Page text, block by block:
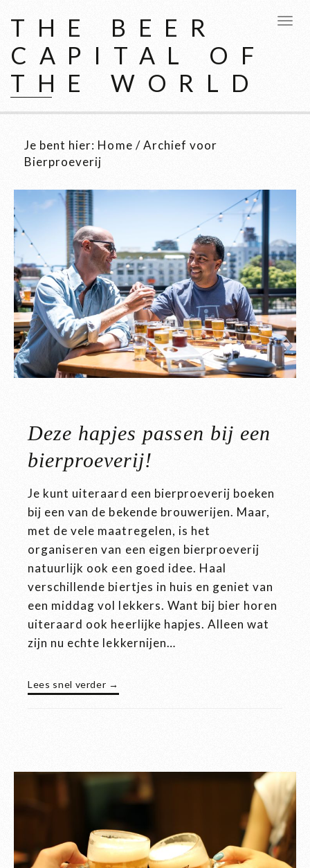
THE BEER
CAPITAL OF
THE WORLD
Je bent hier: Home /Archief voor
Bierproeverij
Deze hapjes passen bij een
bierproeverij!
Je kunt uiteraard een bierproeverij boeken
bij een van de bekende brouwerijen. Maar,
met de vele maatregelen, is het
organiseren van een eigen bierproeverij
natuurlijk ook een goed idee. Haal
verschillende biertjes in huis en geniet van
een middag vol lekkers. Want bij bier horen
uiteraard ook heerlijke hapjes. Alleen wat
zijn nu echte lekkernijen…
Lees snel verder →